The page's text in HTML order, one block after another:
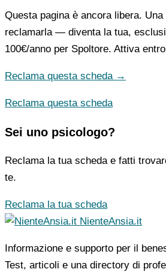
Questa pagina è ancora libera.
reclamarla — diventa la tua,
100€/anno per Spoltore. Attiva
Reclama questa scheda →
Reclama questa scheda
Sei uno psicologo?
Reclama la tua scheda e fatti
te.
Reclama la tua scheda
NienteAnsia.it
Informazione e supporto per il
Test, articoli e una directory di